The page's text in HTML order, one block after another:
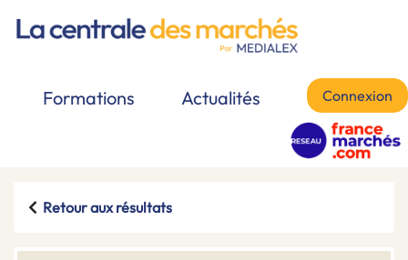
Formations Actualités Connexion
Retour aux résultats